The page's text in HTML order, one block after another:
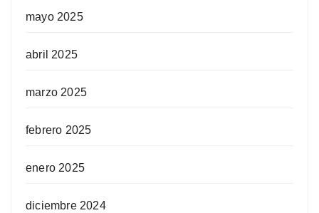
mayo 2025
abril 2025
marzo 2025
febrero 2025
enero 2025
diciembre 2024